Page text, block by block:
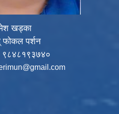
खड्का
फोकल पर्शन
९८४८१९३७४०